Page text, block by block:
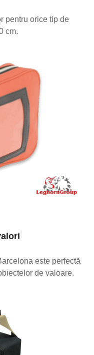
pentru orice tip de
cm.
este perfectă
de valoare.